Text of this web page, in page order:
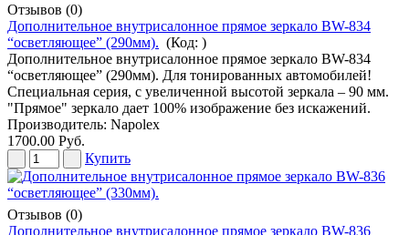
Отзывов (0)
Дополнительное внутрисалонное прямое зеркало BW-834
“осветляющее” (290мм). (Код: )
Дополнительное внутрисалонное прямое зеркало BW-834
“осветляющее” (290мм). Для тонированных автомобилей!
Специальная серия, с увеличенной высотой зеркала – 90 мм.
"Прямое" зеркало дает 100% изображение без искажений.
Производитель: Napolex
1700.00 Руб.
Купить
Отзывов (0)
Дополнительное внутрисалонное прямое зеркало BW-836